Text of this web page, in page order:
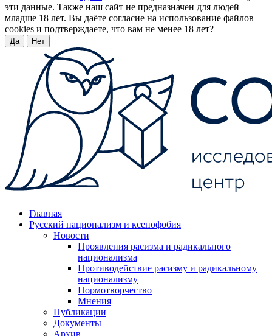
эти данные. Также наш сайт не предназначен для людей
младше 18 лет. Вы даёте согласие на использование файлов
cookies и подтверждаете, что вам не менее 18 лет?
Да Нет
Главная
Русский национализм и ксенофобия
Новости
Проявления расизма и радикального
национализма
Противодействие расизму и радикальному
национализму
Нормотворчество
Мнения
Публикации
Документы